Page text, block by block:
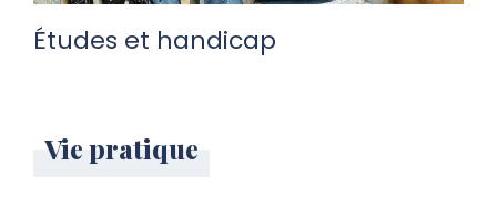
Études et handicap
Vie pratique